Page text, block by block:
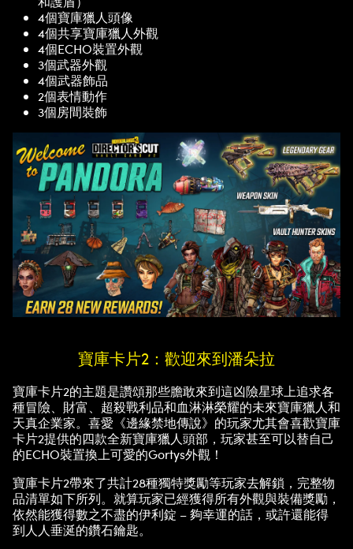
4個寶庫獵人頭像
4個共享寶庫獵人外觀
4個ECHO裝置外觀
3個武器外觀
4個武器飾品
2個表情動作
3個房間裝飾
寶庫卡片2：歡迎來到潘朵拉
寶庫卡片2的主題是讚頌那些膽敢來到這凶險星球上追求各
種冒險、財富、超殺戰利品和血淋淋榮耀的未來寶庫獵人和
天真企業家。喜愛《邊緣禁地傳說》的玩家尤其會喜歡寶庫
卡片2提供的四款全新寶庫獵人頭部，玩家甚至可以替自己
的ECHO裝置換上可愛的Gortys外觀！
寶庫卡片2帶來了共計28種獨特獎勵等玩家去解鎖，完整物
品清單如下所列。就算玩家已經獲得所有外觀與裝備獎勵，
依然能獲得數之不盡的伊利錠 – 夠幸運的話，或許還能得
到人人垂涎的鑽石鑰匙。